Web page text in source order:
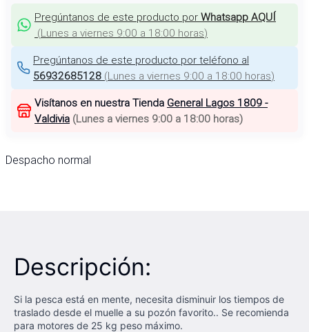
Pregúntanos de este producto por Whatsapp AQUÍ
(Lunes a viernes 9:00 a 18:00 horas)
Pregúntanos de este producto por teléfono al
56932685128 (Lunes a viernes 9:00 a 18:00 horas)
Visítanos en nuestra Tienda General Lagos 1809 -
Valdivia (Lunes a viernes 9:00 a 18:00 horas)
Despacho normal
Descripción:
Si la pesca está en mente, necesita disminuir los tiempos de
traslado desde el muelle a su pozón favorito.. Se recomienda
para motores de 25 kg peso máximo.